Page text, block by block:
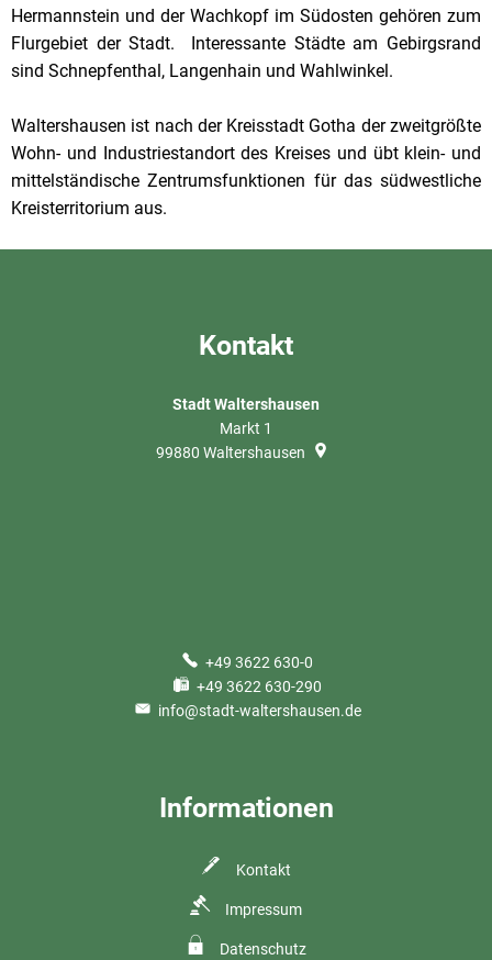
Hermannstein und der Wachkopf im Südosten gehören zum
Flurgebiet der Stadt. Interessante Städte am Gebirgsrand
sind Schnepfenthal, Langenhain und Wahlwinkel.
Waltershausen ist nach der Kreisstadt Gotha der zweitgrößte
Wohn- und Industriestandort des Kreises und übt klein- und
mittelständische Zentrumsfunktionen für das südwestliche
Kreisterritorium aus.
Kontakt
Stadt Waltershausen
Markt 1
99880 Waltershausen
+49 3622 630-0
+49 3622 630-290
info@stadt-waltershausen.de
Informationen
Kontakt
Impressum
Datenschutz